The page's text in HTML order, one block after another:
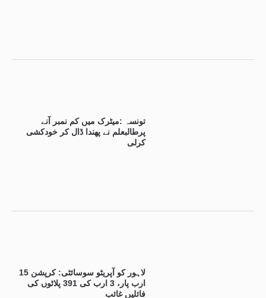
تونسہ :میٹرک میں کم نمبر آنے
پرطالبعلم نے پھندا ڈال کر خودکشی
کرلی
لاہور کو آپریٹو سوسائٹی: کرپشن 15
ارب پار، 3 ارب کی 391 پلاٹوں کی
فائلیں غائب